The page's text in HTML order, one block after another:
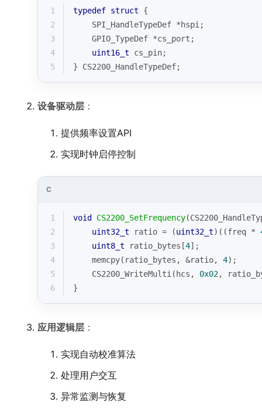
1 typedef struct {
2
    SPI_HandleTypeDef *hspi;
3
    GPIO_TypeDef *cs_port;
4
uint16_t cs_pin;
5
} CS2200_HandleTypeDef;
设备驱动层 ：
提供频率设置API
实现时钟启停控制
C
1 void CS2200_SetFrequency
2
uint32_t ratio = (uint32_t)((freq *
3
uint8_t ratio_bytes[4];
4
memcpy(ratio_bytes, &ratio, 4);
5
    CS2200_WriteMulti(hcs,
0x02,
6
}
应用逻辑层 ：
实现自动校准算法
处理用户交互
异常监测与恢复